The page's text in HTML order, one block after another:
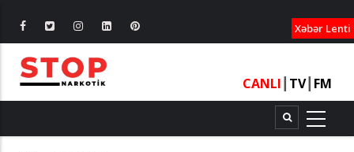
Xəbər Lenti
CANLI TV┃ FM